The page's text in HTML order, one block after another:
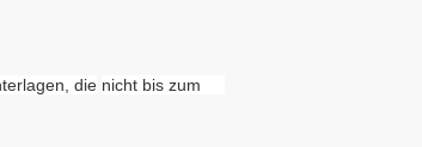
die nicht bis zum